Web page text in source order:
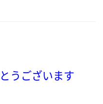
うございます